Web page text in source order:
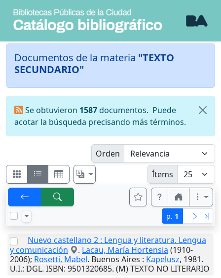
Documentos de la materia "TEXTO
SECUNDARIO"
Se obtuvieron 1587documentos. Puede
acotar la búsqueda precisando más términos.
Orden
Ítems
p. 1
Nuevo castellano 2 : Lengua y literatura. Lengua
y comunicación
. Lacau, María Hortensia (1910-
2006); Rosetti, Mabel. Buenos Aires : Kapelusz, 1981.
U.I.: DGL. ISBN: 9501320685. (M) TEXTO NO LITERARIO